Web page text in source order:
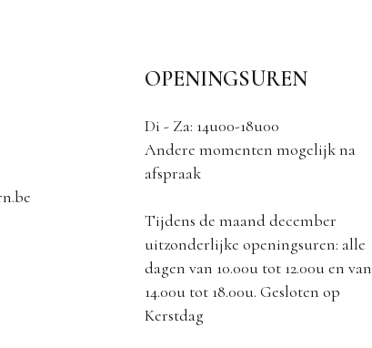
OPENINGSUREN
Di - Za: 14u00-18u00
Andere momenten mogelijk na
afspraak
Tijdens de maand december
uitzonderlijke openingsuren: alle
dagen van 10.00u tot 12.00u en van
14.00u tot 18.00u. Gesloten op
Kerstdag